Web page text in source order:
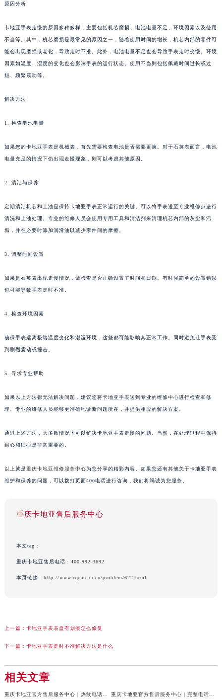
原因分析
卡地亚手表走慢的原因多种多样，主要包括机芯磨损、电池电量不足、环境因素以及使用
不当等。其中，机芯磨损是最常见的原因之一，随着使用时间的增长，机芯内部的零件可
能会出现磨损或老化，导致走时不准。此外，电池电量不足也会导致手表走时变慢。环境
因素如温度、湿度的变化也会影响手表的运行状态。使用不当则包括佩戴时间过长或过
短、频繁震动等。
解决方法
1. 检查电池电量
如果您的卡地亚手表是机械表，首先需要检查电池是否需要更换。对于石英表而言，电池
电量充足的情况下仍出现走慢现象，则可以考虑其他原因。
2. 清洁与保养
定期清洁机芯和上油是保持卡地亚手表正常运行的关键。可以将手表送至专业维修点进行
清洗和上油处理。专业的维修人员会使用专用工具和清洁剂来清理机芯内部的灰尘和污
垢，并在必要时添加润滑油以减少零件间的摩擦。
3. 调整时间设置
如果是石英表出现走慢情况，请检查是否正确设置了时间和日期。有时候简单的设置错误
也可能导致手表走时不准。
4. 检查环境因素
确保手表远离极端温度变化和潮湿环境，这些都可能影响其正常工作。同时避免让手表受
到剧烈震动或撞击。
5. 寻求专业帮助
如果以上方法都无法解决问题，建议您将卡地亚手表送到专业的维修中心进行检查和修
理。专业的维修人员能够更准确地诊断问题所在，并提供相应的解决方案。
通过上述方法，大多数情况下可以解决卡地亚手表走慢的问题。当然，在处理过程中保持
耐心和细心是非常重要的。
以上就是重庆卡地亚维修服务中心为您分享的精彩内容。如果您还有其他关于卡地亚手表
维护和保养的问题，可以拨打页面400电话进行咨询，我们将竭诚为您服务。
重庆卡地亚售后服务中心
本文tag：
重庆卡地亚售后电话： 400-992-3692
本页链接： http://www.cqcartier.cn/problem/622.html
上一篇： 卡地亚手表表盘有划痕怎么修复
下一篇： 卡地亚手表走时不准解决方法是什么
相关文章